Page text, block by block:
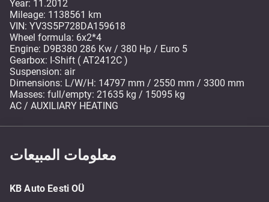
Year: 11.2012
Mileage: 1138561 km
VIN: YV3S5P728DA159618
Wheel formula: 6x2*4
Engine: D9B380 286 Kw / 380 Hp / Euro 5
Gearbox: I-Shift ( AT2412C )
Suspension: air
Dimensions: L/W/H: 14797 mm / 2550 mm / 3300 mm
Masses: full/empty: 21635 kg / 15095 kg
AC / AUXILIARY HEATING
معلومات المبيعات
KB Auto Eesti OÜ